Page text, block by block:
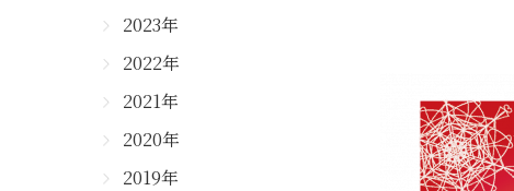
2023年
2022年
2021年
2020年
2019年